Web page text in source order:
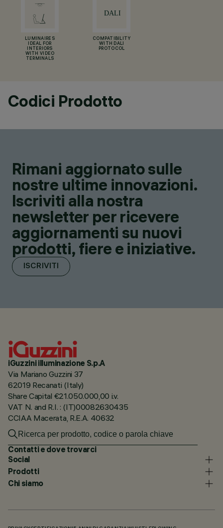
LUMINAIRES
IDEAL FOR
INTERIORS
WITH VIDEO
TERMINALS
COMPATIBILITY
WITH DALI
PROTOCOL
Codici Prodotto
Rimani aggiornato sulle
nostre ultime innovazioni.
Iscriviti alla nostra
newsletter per ricevere
aggiornamenti su nuovi
prodotti, fiere e iniziative.
ISCRIVITI
iGuzzini illuminazione S.p.A
Via Mariano Guzzini 37
62019 Recanati (Italy)
Share Capital €21.050.000,00 i.v.
VAT N. and R.I. : (IT)00082630435
CCIAA Macerata, R.E.A. 40632
Contatti e dove trovarci
Social
Prodotti
Chi siamo